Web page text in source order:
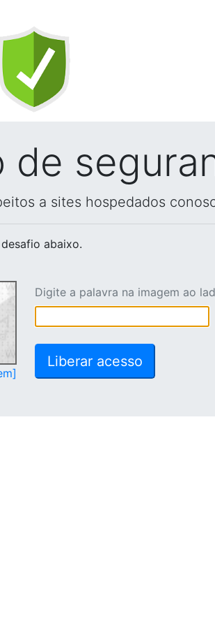
de
a sites hospedados
abaixo.
Digite a palavra na imagem ao